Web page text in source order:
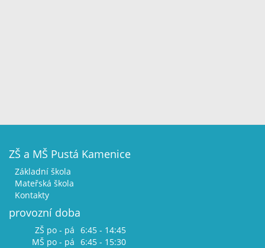
ZŠ a MŠ Pustá Kamenice
Základní škola
Mateřská škola
Kontakty
provozní doba
ZŠ po - pá 6:45 - 14:45
MŠ po - pá 6:45 - 15:30